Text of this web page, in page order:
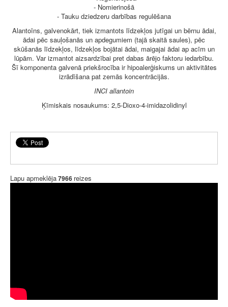
- Nomierinošā
- Tauku dziedzeru darbības regulēšana
Alantoīns, galvenokārt, tiek izmantots līdzekļos jutīgai un bērnu ādai,
ādai pēc sauļošanās un apdegumiem (tajā skaitā saules), pēc
skūšanās līdzekļos, līdzekļos bojātai ādai, maigajai ādai ap acīm un
lūpām. Var izmantot aizsardzībai pret dabas ārējo faktoru iedarbību.
Šī komponenta galvenā priekšrocība ir hipoalerģiskums un aktivitātes
izrādīšana pat zemās koncentrācijās.
INCI allantoin
Ķīmiskais nosaukums: 2,5-Dioxo-4-imidazolidinyl
Lapu apmeklēja7966 reizes